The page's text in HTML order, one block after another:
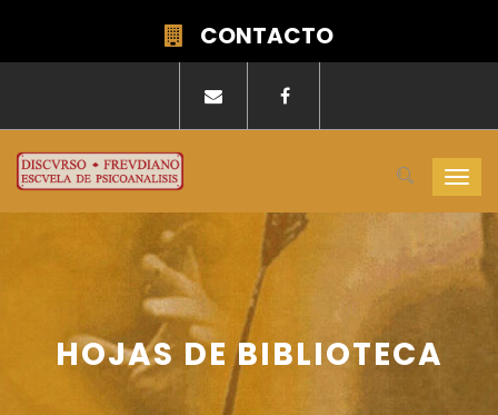
CONTACTO
HOJAS DE BIBLIOTECA